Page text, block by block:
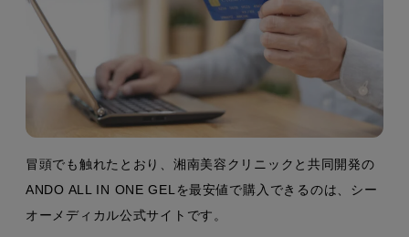
冒頭でも触れたとおり、湘南美容クリニックと共同開発の
ANDO ALL IN ONE GELを最安値で購入できるのは、シー
オーメディカル公式サイトです。